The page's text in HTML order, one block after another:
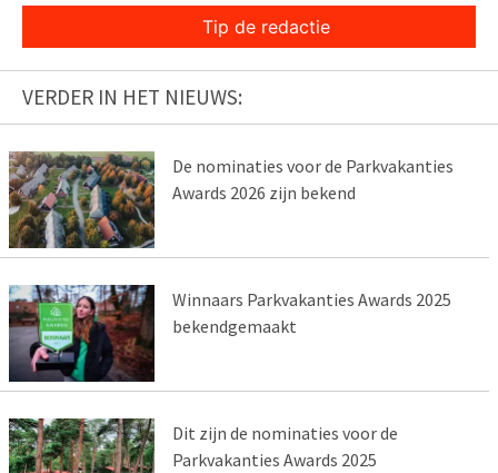
Tip de redactie
VERDER IN HET NIEUWS:
De nominaties voor de Parkvakanties
Awards 2026 zijn bekend
Winnaars Parkvakanties Awards 2025
bekendgemaakt
Dit zijn de nominaties voor de
Parkvakanties Awards 2025